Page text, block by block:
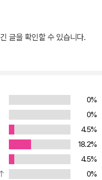
글을 확인할 수 있습니다.
0%
0%
4.5%
18.2%
4.5%
0%